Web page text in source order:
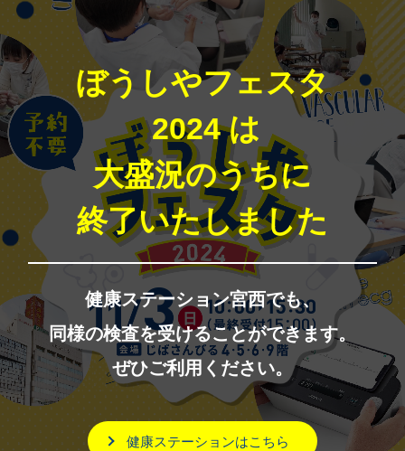
ぼうしやフェスタ
2024 は
大盛況のうちに
終了いたしました
健康ステーション宮西でも、
同様の検査を受けることができます。
ぜひご利用ください。
健康ステーションはこちら